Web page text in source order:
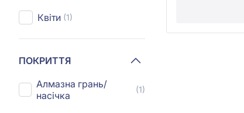
Квіти (1)
ПОКРИТТЯ
Алмазна грань/
насічка
(1)